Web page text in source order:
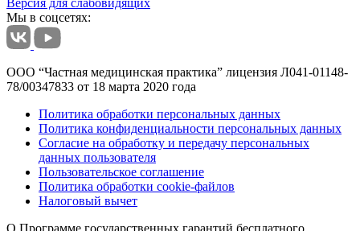
Версия для слабовидящих
Мы в соцсетях:
ООО “Частная медицинская практика” лицензия Л041-01148-
78/00347833 от 18 марта 2020 года
Политика обработки персональных данных
Политика конфиденциальности персональных данных
Согласие на обработку и передачу персональных
данных пользователя
Пользовательское соглашение
Политика обработки cookie-файлов
Налоговый вычет